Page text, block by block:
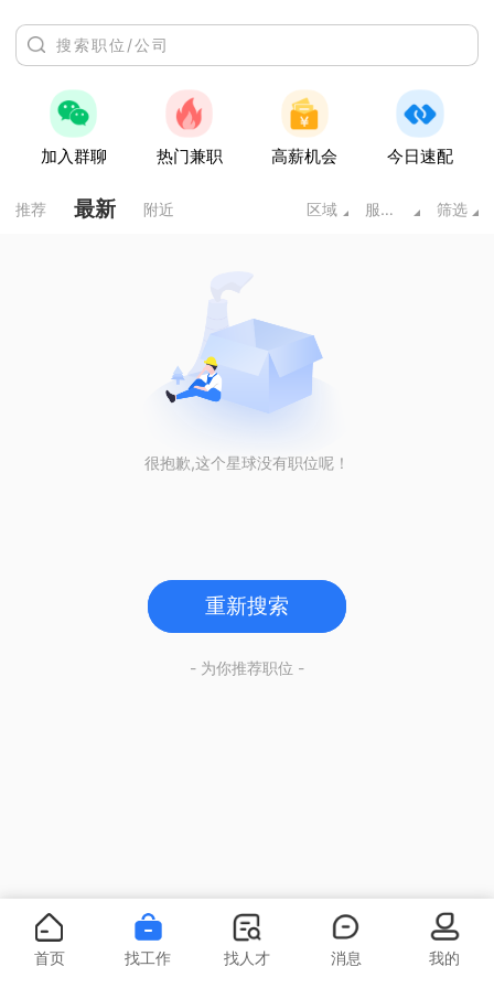
加入群聊 热门兼职 高薪机会 今日速配
推荐 最新 附近 区域 服务业 筛选
很抱歉,这个星球没有职位呢！
重新搜索
- 为你推荐职位 -
首页 找工作 找人才 消息 我的